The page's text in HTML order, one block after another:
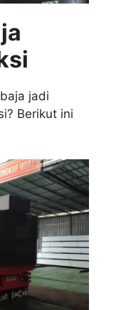
jadi
Berikut ini